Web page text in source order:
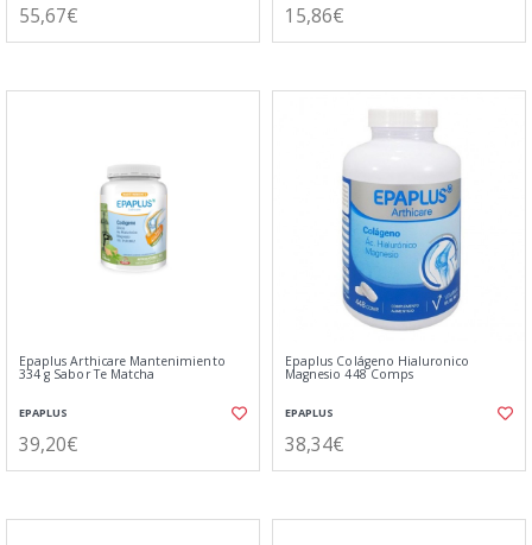
55,67€ 15,86€
Epaplus Arthicare Mantenimiento
334 g Sabor Te Matcha
EPAPLUS
39,20€
Epaplus Colágeno Hialuronico
Magnesio 448 Comps
EPAPLUS
38,34€